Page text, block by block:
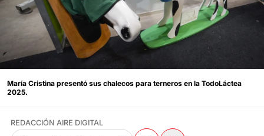
María Cristina presentó sus chalecos para terneros en la TodoLáctea
2025.
REDACCIÓN AIRE DIGITAL